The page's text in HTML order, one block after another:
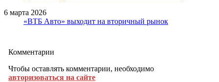
6 марта 2026
«ВТБ Авто» выходит на вторичный рынок
Комментарии
Чтобы оставлять комментарии, необходимо
авторизоваться на сайте